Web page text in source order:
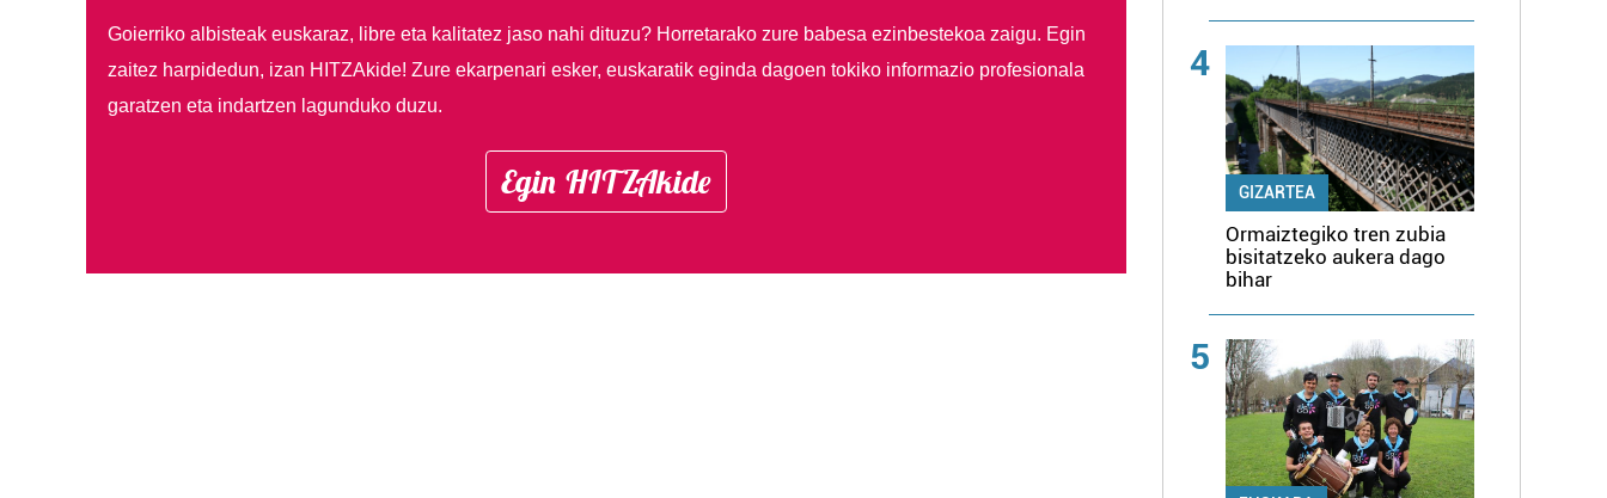
Goierriko albisteak euskaraz, libre eta kalitatez jaso nahi dituzu? Horretarako zure babesa ezinbestekoa zaigu. Egin
zaitez harpidedun, izan HITZAkide! Zure ekarpenari esker, euskaratik eginda dagoen tokiko informazio profesionala
garatzen eta indartzen lagunduko duzu.
Egin HITZAkide
4
GIZARTEA
Ormaiztegiko tren zubia
bisitatzeko aukera dago
bihar
5